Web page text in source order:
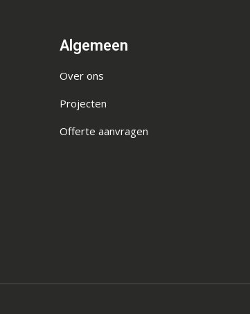
Algemeen
Over ons
Projecten
Offerte aanvragen